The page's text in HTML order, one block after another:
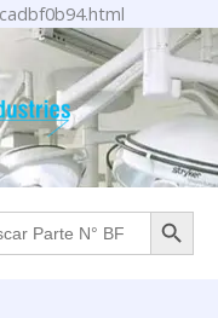
al
contenido
BOTÓN DE